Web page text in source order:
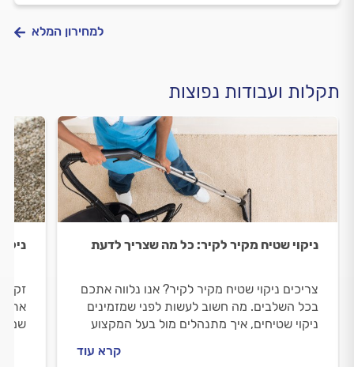
למחירון המלא
תקלות ועבודות נפוצות
ניקוי שטיח מקיר לקיר: כל מה שצריך לדעת
צריכים ניקוי שטיח מקיר לקיר? אנו נלווה אתכם
בכל השלבים. מה חשוב לעשות לפני שמזמינים
ניקוי שטיחים, איך מתנהלים מול בעל המקצוע
קרא עוד